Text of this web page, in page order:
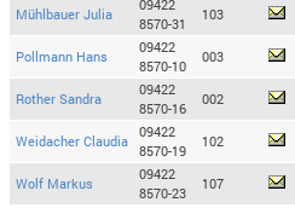
Mühlbauer Julia
09422
8570-31
103
Pollmann Hans
09422
8570-10
003
Rother Sandra
09422
8570-16
002
Weidacher Claudia
09422
8570-19
102
Wolf Markus
09422
8570-23
107